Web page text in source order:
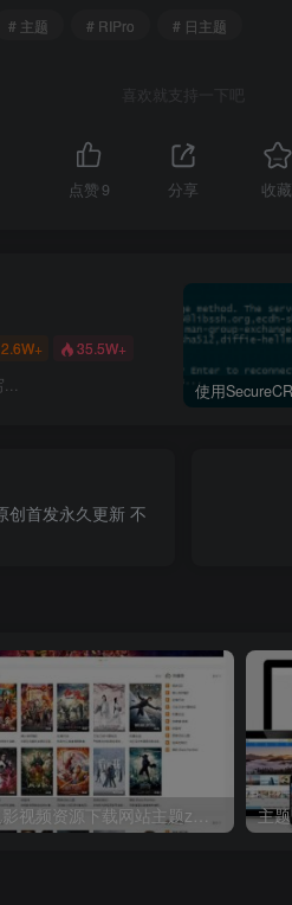
# 主题 # RIPro # 日主题
喜欢就支持一下吧
点赞 9 分享 收藏
2.6W+ 35.5W+
...
创首发永久更新 不